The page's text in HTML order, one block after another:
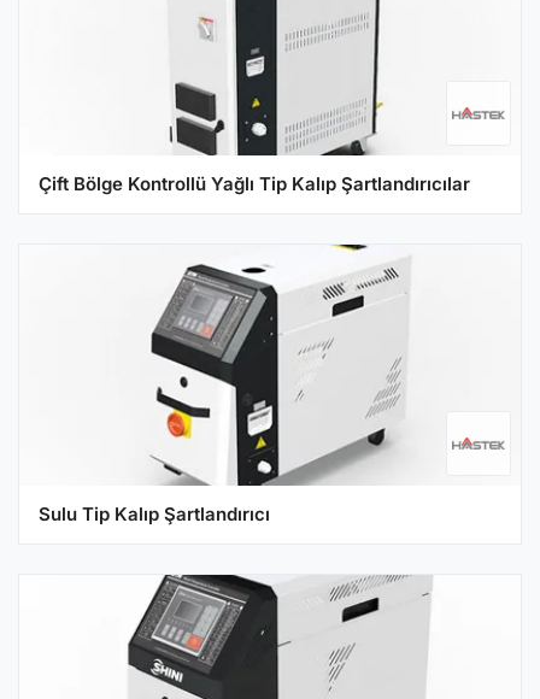
Çift Bölge Kontrollü Yağlı Tip Kalıp Şartlandırıcılar
Sulu Tip Kalıp Şartlandırıcı